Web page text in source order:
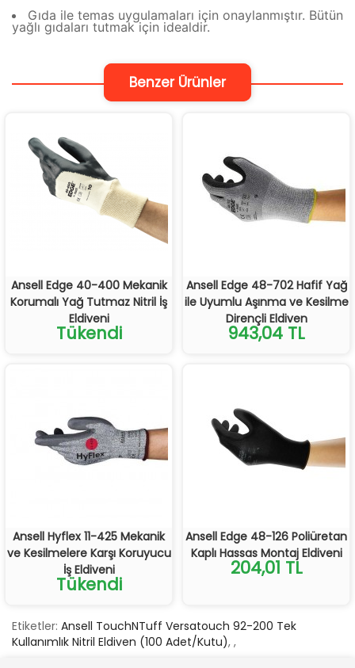
Gıda ile temas uygulamaları için onaylanmıştır. Bütün
yağlı gıdaları tutmak için idealdir.
Benzer Ürünler
Ansell Edge 40-400 Mekanik
Korumalı Yağ Tutmaz Nitril İş
Eldiveni
Tükendi
Ansell Edge 48-702 Hafif Yağ
ile Uyumlu Aşınma ve Kesilme
Dirençli Eldiven
943,04 TL
Ansell Hyflex 11-425 Mekanik
ve Kesilmelere Karşı Koruyucu
İş Eldiveni
Tükendi
Ansell Edge 48-126 Poliüretan
Kaplı Hassas Montaj Eldiveni
204,01 TL
Etiketler: Ansell TouchNTuff Versatouch 92-200 Tek
Kullanımlık Nitril Eldiven (100 Adet/Kutu), ,